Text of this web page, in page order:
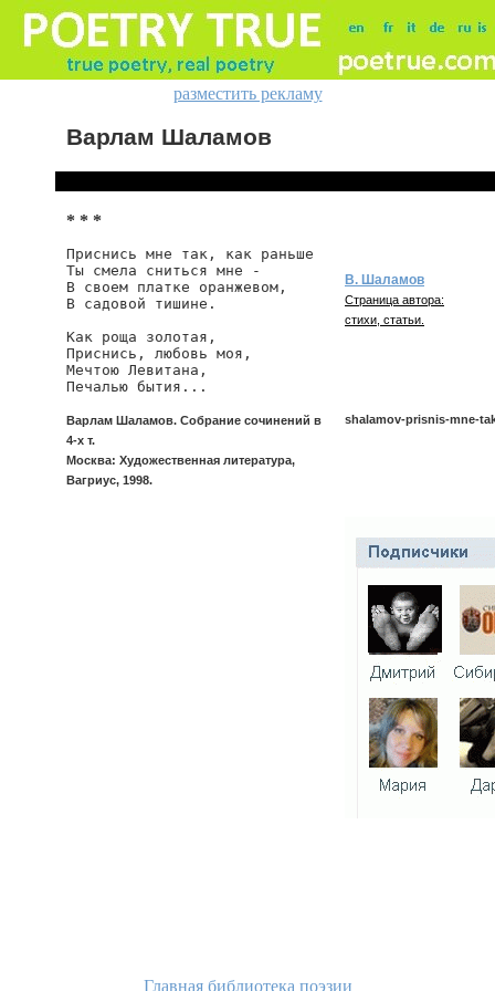
разместить рекламу
Варлам Шаламов
* * *
Приснись мне так, как раньше
Ты смела сниться мне -
В своем платке оранжевом,
В садовой тишине.
Как роща золотая,
Приснись, любовь моя,
Мечтою Левитана,
Печалью бытия...
Варлам Шаламов. Собрание сочинений в
4-х т.
Москва: Художественная литература,
Вагриус, 1998.
В. Шаламов
Страница автора:
стихи, статьи.
shalamov-prisnis-mne-
Главная библиотека поэзии